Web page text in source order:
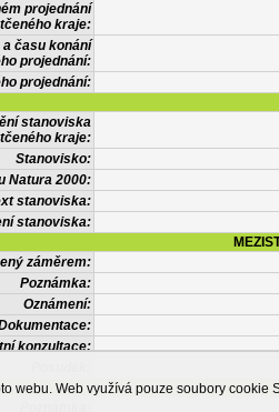
projednání
kraje:
času konání
projednání:
projednání:
stanoviska
kraje:
Stanovisko:
Natura 2000:
stanoviska:
stanoviska:
záměrem:
Poznámka:
Oznámení:
konzultace:
webu. Web využívá pouze soubory